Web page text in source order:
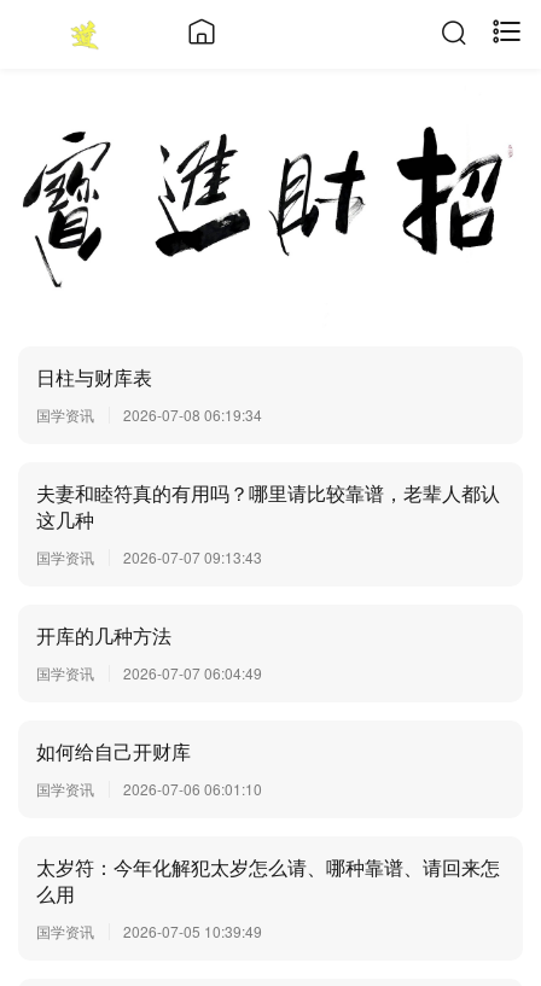
日柱与财库表
国学资讯 2026-07-08 06:19:34
夫妻和睦符真的有用吗？哪里请比较靠谱，老辈人都认
这几种
国学资讯 2026-07-07 09:13:43
开库的几种方法
国学资讯 2026-07-07 06:04:49
如何给自己开财库
国学资讯 2026-07-06 06:01:10
太岁符：今年化解犯太岁怎么请、哪种靠谱、请回来怎
么用
国学资讯 2026-07-05 10:39:49